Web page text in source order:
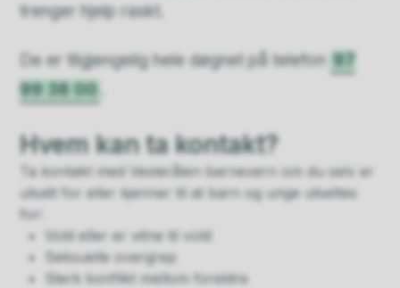
trenger hjelp raskt.
De er tilgjengelig hele døgnet på telefon 97
99 38 00
Hvem kan ta kontakt?
Ta kontakt med Vesterålen barnevern om du selv er
utsatt for eller kjenner til at barn og unge utsettes
for:
Vold eller er vitne til vold
Seksuelle overgrep
Sterk konflikt mellom foreldre